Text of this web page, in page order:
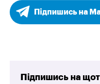
Підпишись на
Підпишись на